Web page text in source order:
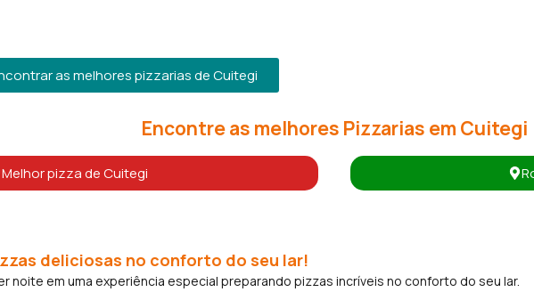
as melhores pizzarias de Cuitegi
Encontre as melhores Pizzarias em Cuitegi
Melhor pizza de Cuitegi
deliciosas no conforto do seu lar!
noite em uma experiência especial preparando pizzas incríveis no conforto do seu lar.